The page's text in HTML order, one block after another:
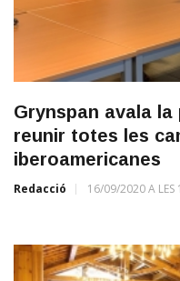
Grynspan avala
reunir totes les
iberoamericanes
Redacció 16/09/2020 A LES